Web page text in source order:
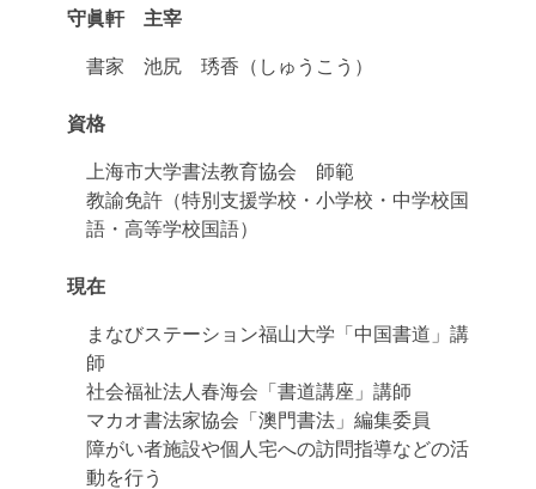
守眞軒 主宰
書家 池尻 琇香（しゅうこう）
資格
上海市大学書法教育協会 師範
教諭免許（特別支援学校・小学校・中学校国
語・高等学校国語）
現在
まなびステーション福山大学「中国書道」講
師
社会福祉法人春海会「書道講座」講師
マカオ書法家協会「澳門書法」編集委員
障がい者施設や個人宅への訪問指導などの活
動を行う